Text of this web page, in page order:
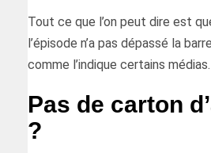
Tout ce que l’on peut dire est
l’épisode n’a pas dépassé la
comme l’indique certains médias.
Pas de carton
?